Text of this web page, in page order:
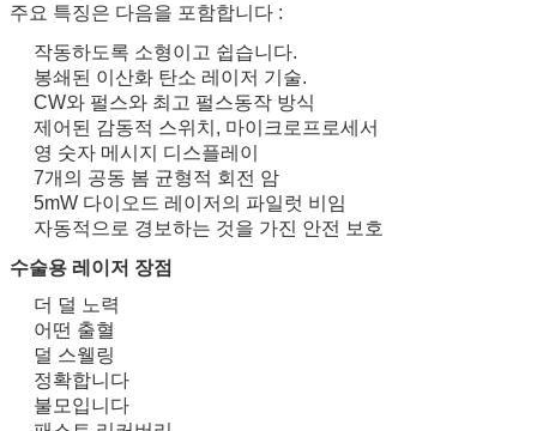
주요 특징은 다음을 포함합니다 :
작동하도록 소형이고 쉽습니다.
봉쇄된 이산화 탄소 레이저 기술.
CW와 펄스와 최고 펄스동작 방식
제어된 감동적 스위치, 마이크로프로세서
영 숫자 메시지 디스플레이
7개의 공동 봄 균형적 회전 암
5mW 다이오드 레이저의 파일럿 비임
자동적으로 경보하는 것을 가진 안전 보호
수술용 레이저 장점
더 덜 노력
어떤 출혈
덜 스웰링
정확합니다
불모입니다